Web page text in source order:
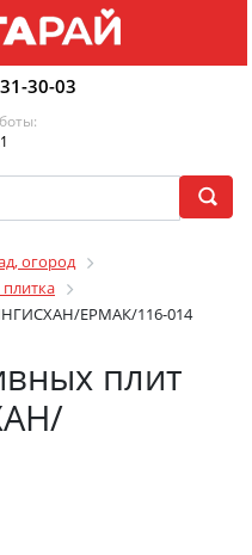
30-03
огород
плитка
ЕРМАК/116-014
плит